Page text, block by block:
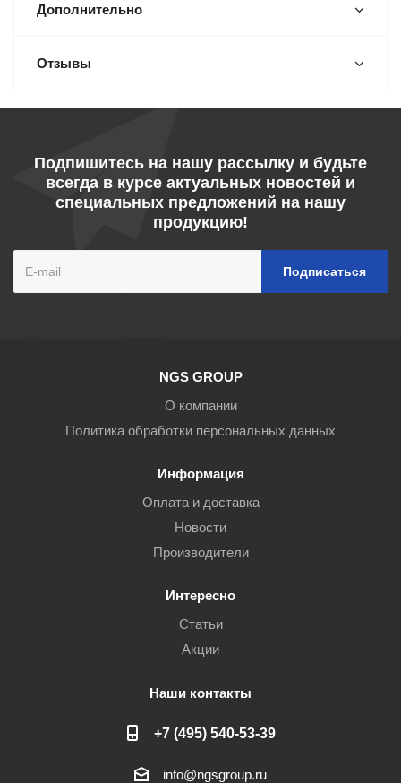
Дополнительно
Отзывы
Подпишитесь на нашу рассылку и будьте
всегда в курсе актуальных новостей и
специальных предложений на нашу
продукцию!
NGS GROUP
О компании
Политика обработки персональных данных
Информация
Оплата и доставка
Новости
Производители
Интересно
Статьи
Акции
Наши контакты
+7 (495) 540-53-39
info@ngsgroup.ru